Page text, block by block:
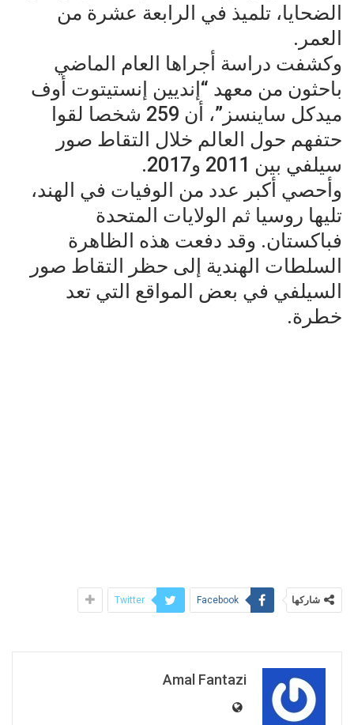
الضحايا، تلميذ في الرابعة عشرة من
العمر.
وكشفت دراسة أجراها العام الماضي
باحثون من معهد “إنديين إنستيتوت أوف
ميدكل ساينسز”، أن 259 شخصا لقوا
حتفهم حول العالم خلال التقاط صور
سيلفي بين 2011 و2017.
وأحصي أكبر عدد من الوفيات في الهند،
تليها روسيا ثم الولايات المتحدة
فباكستان. وقد دفعت هذه الظاهرة
السلطات الهندية إلى حظر التقاط صور
السيلفي في بعض المواقع التي تعد
خطرة.
شاركها Facebook
Twitter
Amal Fantazi